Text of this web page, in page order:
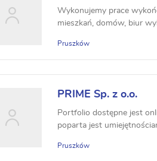
Wykonujemy prace
mieszkań, domów, biur
Pruszków
PRIME Sp. z o.o.
Portfolio dostępne jest
poparta jest
Pruszków